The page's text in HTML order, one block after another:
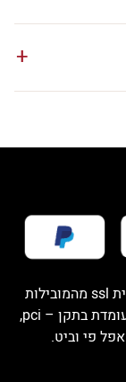
אתרינו מאובטח לרכישה באמצעות טכנולוגיית ssl מהמובילות
בעולם. הסליקה מתבצעת עם חברת זקרדיט ועומדת בתקן – pci,
פי וביט.